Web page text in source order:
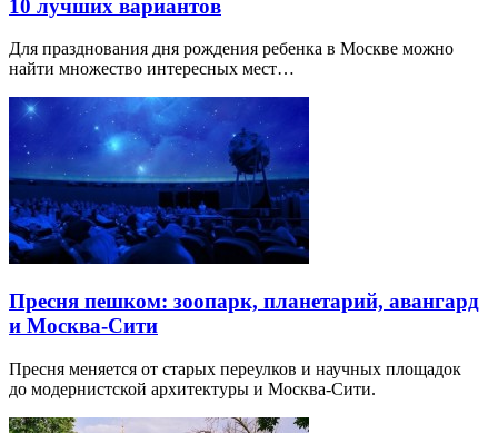
10 лучших вариантов
Для празднования дня рождения ребенка в Москве можно
найти множество интересных мест…
Пресня пешком: зоопарк, планетарий, авангард
и Москва-Сити
Пресня меняется от старых переулков и научных площадок
до модернистской архитектуры и Москва-Сити.